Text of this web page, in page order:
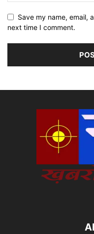
Save my name, email,
next time I comment.